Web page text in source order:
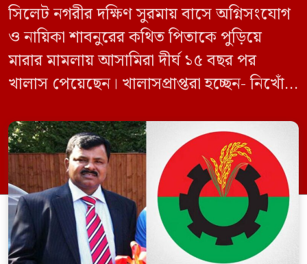
সিলেট নগরীর দক্ষিণ সুরমায় বাসে অগ্নিসংযোগ
ও নায়িকা শাবনুরের কথিত পিতাকে পুড়িয়ে
মারার মামলায় আসামিরা দীর্ঘ ১৫ বছর পর
খালাস পেয়েছেন। খালাসপ্রাপ্তরা হচ্ছেন- নিখোঁজ
ইফতেখার আহমদ দিনারসহ ৩৮ জন নেতাকর্মী।
মঙ্গলবার দুপুরে মামলার দীর্ঘ শুনানি ও সাক্ষ্য-
প্রমাণ জেরা শেষে আসামিরা নির্দোষ প্রমাণিত
হওয়ায় খালাস দেন বিচারক। মানবপাচার […]